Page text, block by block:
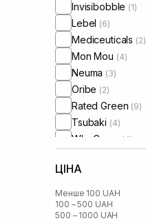
Invisibobble (1)
Lebel (6)
Mediceuticals (2)
Mon Mou (4)
Neuma (3)
Oribe (2)
Rated Green (9)
Tsubaki (4)
WhoCares (4)
ЦІНА
Менше 100 UAH
100 – 500 UAH
500 – 1000 UAH